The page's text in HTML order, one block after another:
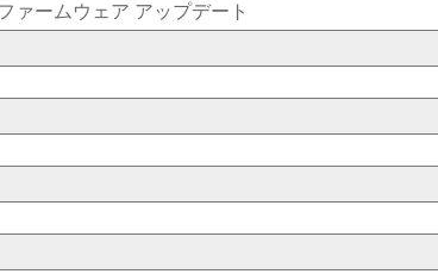
ァームウェア アップデート